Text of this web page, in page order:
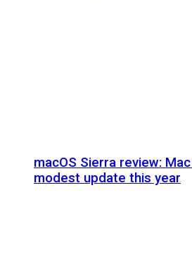
macOS Sierra review:
modest update this year